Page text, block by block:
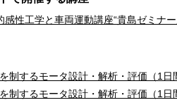
感性工学と車両運動講座“貴島ゼミナ
制するモータ設計・解析・評価（1日
制するモータ設計・解析・評価（1日